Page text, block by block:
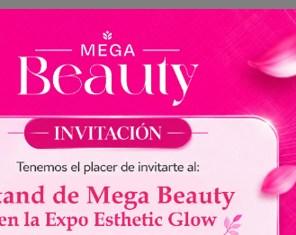
Lattafa
HAYA
EDP
Floral Frutal